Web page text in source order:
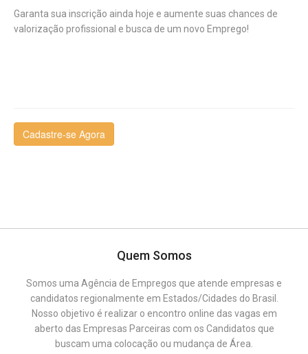
Garanta sua inscrição ainda hoje e aumente suas chances de
valorização profissional e busca de um novo Emprego!
Cadastre-se Agora
Quem Somos
Somos uma Agência de Empregos que atende empresas e
candidatos regionalmente em Estados/Cidades do Brasil.
Nosso objetivo é realizar o encontro online das vagas em
aberto das Empresas Parceiras com os Candidatos que
buscam uma colocação ou mudança de Área.